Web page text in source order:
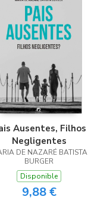
Ausentes, Filhos
Negligentes
DE NAZARÉ BATISTA
BURGER
Disponible
9,88 €